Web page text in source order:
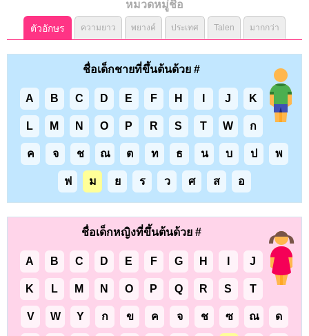
หมวดหมู่ชื่อ
ตัวอักษร ความยาว พยางค์ ประเทศ Talen มากกว่า
ชื่อเด็กชายที่ขึ้นต้นด้วย #
A B C D E F H J K
L M N O P R S T W ก
ค จ ช ณ ต ท ธ น บ ป พ
ฟ ม ย ร ว ศ ส อ
ชื่อเด็กหญิงที่ขึ้นต้นด้วย #
A B C D E F G H J
K L M N O P Q R S T
V W Y ก ข ค จ ช ซ ณ ด